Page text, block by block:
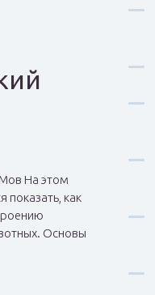
На этом
показать, как
Основы